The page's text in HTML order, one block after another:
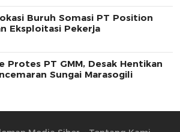
Buruh Somasi PT Position
Eksploitasi Pekerja
Protes PT GMM, Desak Hentikan
Sungai Marasogili